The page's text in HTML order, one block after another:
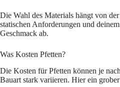
Die Wahl des Materials hängt von
statischen Anforderungen und
Geschmack ab.
Was Kosten Pfetten?
Die Kosten für Pfetten können je
Bauart stark variieren. Hier ein